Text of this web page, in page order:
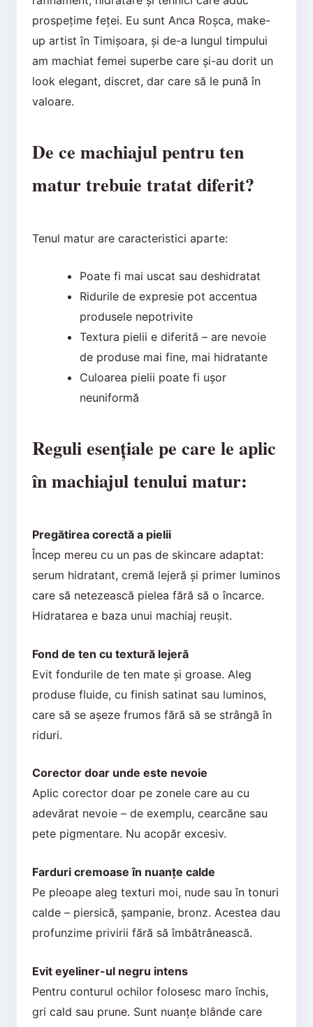
prospețime feței. Eu sunt Anca Roșca, make-
up artist în Timișoara, și de-a lungul timpului
am machiat femei superbe care și-au dorit un
look elegant, discret, dar care să le pună în
valoare.
De ce machiajul pentru ten
matur trebuie tratat diferit?
Tenul matur are caracteristici aparte:
Poate fi mai uscat sau deshidratat
Ridurile de expresie pot accentua
produsele nepotrivite
Textura pielii e diferită – are nevoie
de produse mai fine, mai hidratante
Culoarea pielii poate fi ușor
neuniformă
Reguli esențiale pe care le aplic
în machiajul tenului matur:
Pregătirea corectă a pielii
Încep mereu cu un pas de skincare adaptat:
serum hidratant, cremă lejeră și primer luminos
care să netezească pielea fără să o încarce.
Hidratarea e baza unui machiaj reușit.
Fond de ten cu textură lejeră
Evit fondurile de ten mate și groase. Aleg
produse fluide, cu finish satinat sau luminos,
care să se așeze frumos fără să se strângă în
riduri.
Corector doar unde este nevoie
Aplic corector doar pe zonele care au cu
adevărat nevoie – de exemplu, cearcăne sau
pete pigmentare. Nu acopăr excesiv.
Farduri cremoase în nuanțe calde
Pe pleoape aleg texturi moi, nude sau în tonuri
calde – piersică, șampanie, bronz. Acestea dau
profunzime privirii fără să îmbătrânească.
Evit eyeliner-ul negru intens
Pentru conturul ochilor folosesc maro închis,
gri cald sau prune. Sunt nuanțe blânde care